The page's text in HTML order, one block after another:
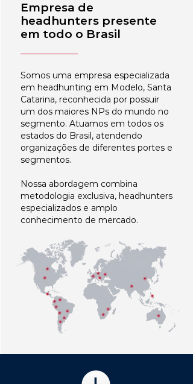
Empresa de
headhunters presente
em todo o Brasil
Somos uma empresa especializada
em headhunting em Modelo, Santa
Catarina, reconhecida por possuir
um dos maiores NPs do mundo no
segmento. Atuamos em todos os
estados do Brasil, atendendo
organizações de diferentes portes e
segmentos.
Nossa abordagem combina
metodologia exclusiva, headhunters
especializados e amplo
conhecimento de mercado.